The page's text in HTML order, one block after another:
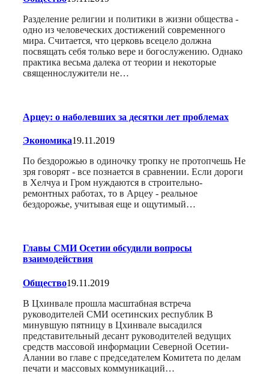
Разделение религии и политики в жизни общества -
одно из человеческих достижений современного
мира. Считается, что церковь всецело должна
посвящать себя только вере и богослужению. Однако
практика весьма далека от теории и некоторые
священнослужители не…
Арцеу: о наболевших за десятки лет проблемах
Экономика19.11.2019
По бездорожью в одиночку тропку не протопчешь Не
зря говорят - все познается в сравнении. Если дороги
в Хелчуа и Гром нуждаются в строительно-
ремонтных работах, то в Арцеу - реальное
бездорожье, учитывая еще и ощутимый…
Главы СМИ Осетии обсудили вопросы
взаимодействия
Общество19.11.2019
В Цхинвале прошла масштабная встреча
руководителей СМИ осетинских республик В
минувшую пятницу в Цхинвале высадился
представительный десант руководителей ведущих
средств массовой информации Северной Осетии-
Алании во главе с председателем Комитета по делам
печати и массовых коммуникаций…